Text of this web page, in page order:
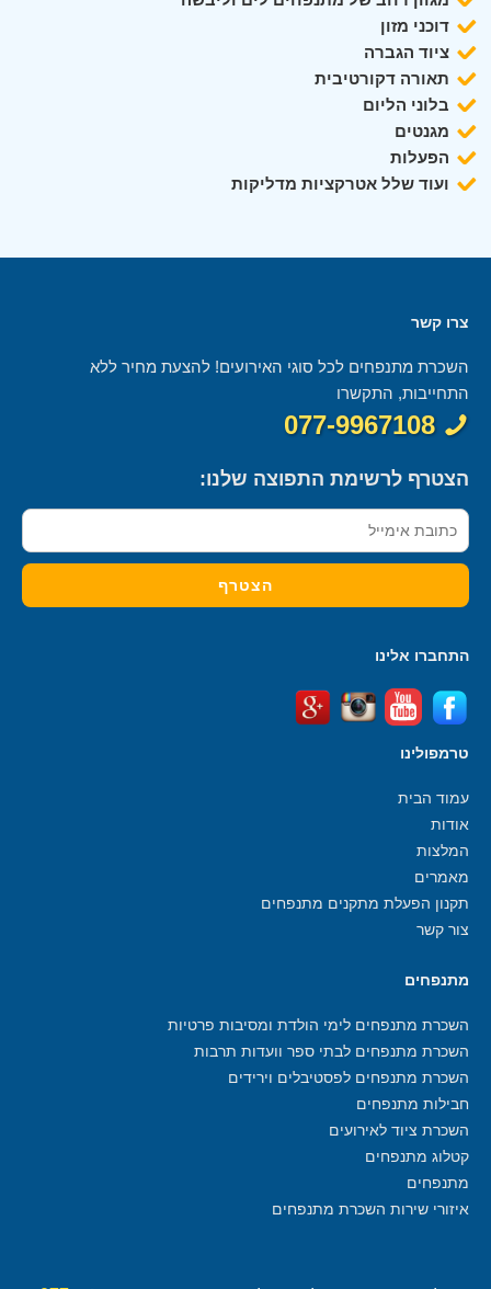
דוכני מזון
ציוד הגברה
תאורה דקורטיבית
בלוני הליום
מגנטים
הפעלות
ועוד שלל אטרקציות מדליקות
צרו קשר
השכרת מתנפחים לכל סוגי האירועים! להצעת מחיר ללא
התחייבות, התקשרו
077-9967108
הצטרף לרשימת התפוצה שלנו:
התחברו אלינו
טרמפולינו
עמוד הבית
אודות
המלצות
מאמרים
תקנון הפעלת מתקנים מתנפחים
צור קשר
מתנפחים
השכרת מתנפחים לימי הולדת ומסיבות פרטיות
השכרת מתנפחים לבתי ספר וועדות תרבות
השכרת מתנפחים לפסטיבלים וירידים
חבילות מתנפחים
השכרת ציוד לאירועים
קטלוג מתנפחים
מתנפחים
איזורי שירות השכרת מתנפחים